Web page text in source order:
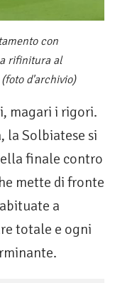
con
rifinitura al
d'archivio)
magari i rigori.
la Solbiatese si
finale contro
mette di fronte
a
totale e ogni